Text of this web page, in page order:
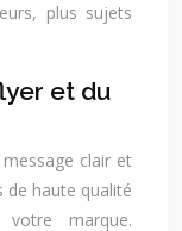
plus sujets
et du
clair et
de haute qualité
marque.